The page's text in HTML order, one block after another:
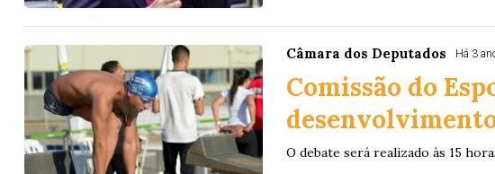
Câmara dos Deputados Há 3
Comissão do
O debate será realizado às 15